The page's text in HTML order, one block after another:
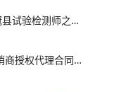
最新聊城市冠县试验检测师之交通工程考试题库带答案（能力提升）
2025区域经销商授权代理合同范本